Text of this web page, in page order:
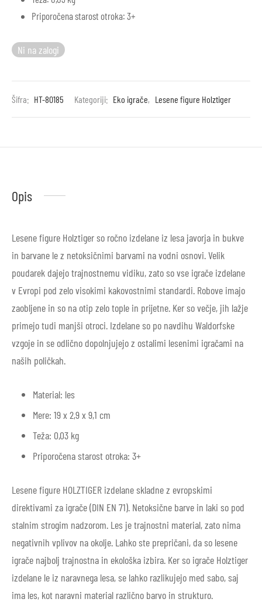
Priporočena starost otroka: 3+
Ni na zalogi
Šifra: HT-80185 Kategoriji: Eko igrače, Lesene figure Holztiger
Opis
Lesene figure Holztiger so ročno izdelane iz lesa javorja in bukve
in barvane le z netoksičnimi barvami na vodni osnovi. Velik
poudarek dajejo trajnostnemu vidiku, zato so vse igrače izdelane
v Evropi pod zelo visokimi kakovostnimi standardi. Robove imajo
zaobljene in so na otip zelo tople in prijetne. Ker so večje, jih lažje
primejo tudi manjši otroci. Izdelane so po navdihu Waldorfske
vzgoje in se odlično dopolnjujejo z ostalimi lesenimi igračami na
naših poličkah.
Material: les
Mere: 19 x 2,9 x 9,1 cm
Teža: 0,03 kg
Priporočena starost otroka: 3+
Lesene figure HOLZTIGER izdelane skladne z evropskimi
direktivami za igrače (DIN EN 71). Netoksične barve in laki so pod
stalnim strogim nadzorom. Les je trajnostni material, zato nima
negativnih vplivov na okolje. Lahko ste prepričani, da so lesene
igrače najbolj trajnostna in ekološka izbira. Ker so igrače Holztiger
izdelane le iz naravnega lesa, se lahko razlikujejo med sabo, saj
ima les, kot naravni material različno barvo in strukturo.